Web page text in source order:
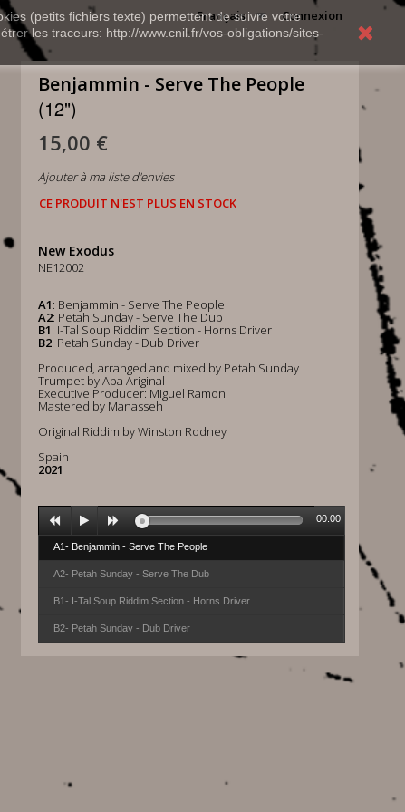
(petits fichiers texte) permettent de suivre votre
les traceurs: http://www.cnil.fr/vos-obligations/sites-
Connexion
Français
Benjammin - Serve The People
(12")
15,00 €
Ajouter à ma liste d'envies
CE PRODUIT N'EST PLUS EN STOCK
New Exodus
NE12002
A1: Benjammin - Serve The People
A2: Petah Sunday - Serve The Dub
B1: I-Tal Soup Riddim Section - Horns Driver
B2: Petah Sunday - Dub Driver
Produced, arranged and mixed by Petah Sunday
Trumpet by Aba Ariginal
Executive Producer: Miguel Ramon
Mastered by Manasseh
Original Riddim by Winston Rodney
Spain
2021
A1- Benjammin - Serve The People
A2- Petah Sunday - Serve The Dub
B1- I-Tal Soup Riddim Section - Horns Driver
B2- Petah Sunday - Dub Driver
00:00